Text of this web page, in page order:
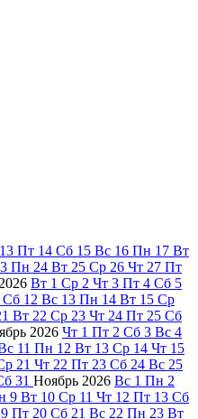
13 Пт 14 Сб 15 Вс 16 Пн 17 Вт
Пн 24 Вт 25 Ср 26 Чт 27 Пт
2026 Вт 1 Ср 2 Чт 3 Пт 4 Сб 5
Сб 12 Вс 13 Пн 14 Вт 15 Ср
Вт 22 Ср 23 Чт 24 Пт 25 Сб
2026 Чт 1 Пт 2 Сб 3 Вс 4
11 Пн 12 Вт 13 Ср 14 Чт 15
21 Чт 22 Пт 23 Сб 24 Вс 25
31 Ноябрь 2026 Вс 1 Пн 2
9 Вт 10 Ср 11 Чт 12 Пт 13 Сб
Пт 20 Сб 21 Вс 22 Пн 23 Вт